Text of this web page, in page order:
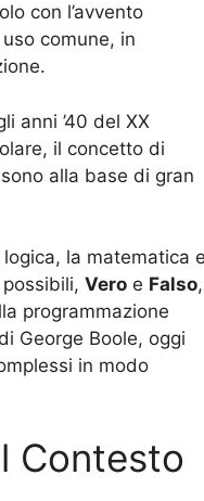
con l’avvento
comune, in
anni ’40 del XX
il concetto di
alla base di gran
la matematica e
Vero e Falso,
programmazione
George Boole, oggi
in modo
Contesto